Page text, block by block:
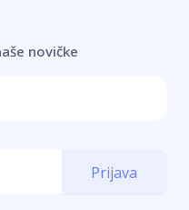
novičke
Prijava